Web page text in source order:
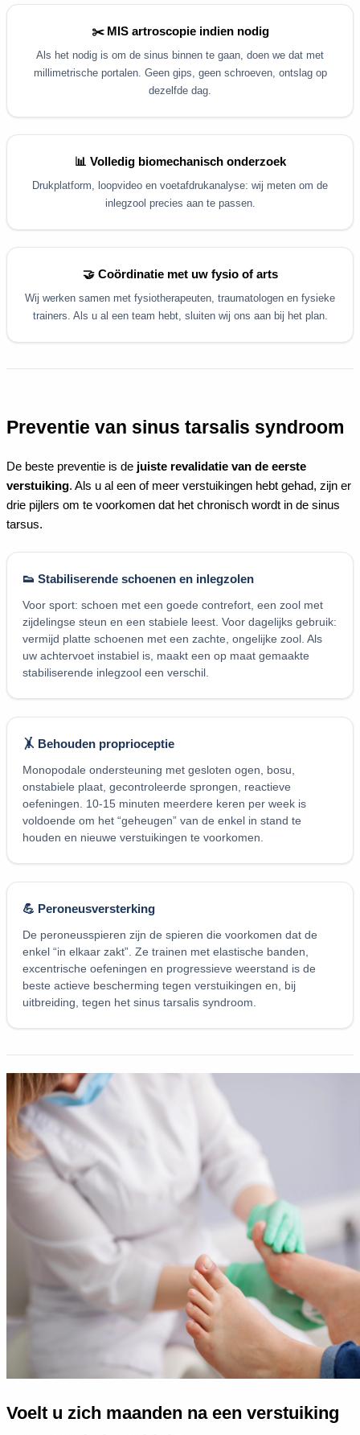
✂️ MIS artroscopie indien nodig
Als het nodig is om de sinus binnen te gaan, doen we dat met
millimetrische portalen. Geen gips, geen schroeven, ontslag op
dezelfde dag.
📊 Volledig biomechanisch onderzoek
Drukplatform, loopvideo en voetafdrukanalyse: wij meten om de
inlegzool precies aan te passen.
🤝 Coördinatie met uw fysio of arts
Wij werken samen met fysiotherapeuten, traumatologen en fysieke
trainers. Als u al een team hebt, sluiten wij ons aan bij het plan.
Preventie van sinus tarsalis syndroom
De beste preventie is de juiste revalidatie van de eerste
verstuiking. Als u al een of meer verstuikingen hebt gehad, zijn er
drie pijlers om te voorkomen dat het chronisch wordt in de sinus
tarsus.
👟 Stabiliserende schoenen en inlegzolen
Voor sport: schoen met een goede contrefort, een zool met
zijdelingse steun en een stabiele leest. Voor dagelijks gebruik:
vermijd platte schoenen met een zachte, ongelijke zool. Als
uw achtervoet instabiel is, maakt een op maat gemaakte
stabiliserende inlegzool een verschil.
🤸 Behouden proprioceptie
Monopodale ondersteuning met gesloten ogen, bosu,
onstabiele plaat, gecontroleerde sprongen, reactieve
oefeningen. 10-15 minuten meerdere keren per week is
voldoende om het “geheugen” van de enkel in stand te
houden en nieuwe verstuikingen te voorkomen.
💪 Peroneusversterking
De peroneusspieren zijn de spieren die voorkomen dat de
enkel “in elkaar zakt”. Ze trainen met elastische banden,
excentrische oefeningen en progressieve weerstand is de
beste actieve bescherming tegen verstuikingen en, bij
uitbreiding, tegen het sinus tarsalis syndroom.
Voelt u zich maanden na een verstuiking